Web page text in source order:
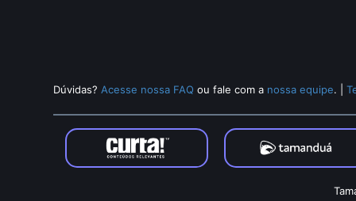
Dúvidas? Acesse nossa FAQ ou fale com a nossa equipe. |